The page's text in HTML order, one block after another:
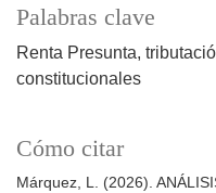
Palabras clave
Renta Presunta
constitucionales
Cómo citar
Márquez, L. (2026).